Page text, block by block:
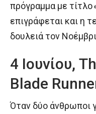
πρόγραμμα με τίτλο
επιγράφεται και η
δουλειά τον
4 Ιουνίου,
Blade
Όταν δύο άνθρωποι